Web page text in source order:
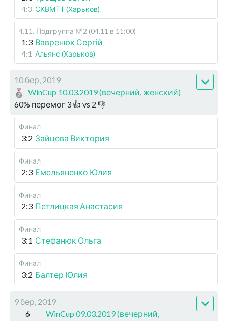
4:3 СКВМТТ (Харьков)
4.11 . Подгруппа №2 (04.11 в 11:00)
1:3 Вавренюк Сергій
4:1 Альянс (Харьков)
10 бер, 2019
WinCup 10.03.2019 (вечерний, женский)
60% перемог 3 👍 vs 2 👎
Финал
3:2 Зайцева Виктория
Финал
2:3 Емельяненко Юлия
Финал
2:3 Петлицкая Анастасия
Финал
3:1 Стефанюк Ольга
Финал
3:2 Балтер Юлия
9 бер, 2019
6
WinCup 09.03.2019 (вечерний,